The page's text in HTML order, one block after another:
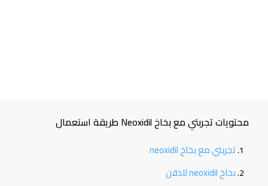
محتويات تجربتي مع بخاخ Neoxidil طريقة استعمال
تجربتي مع بخاخ neoxidil
بخاخ neoxidil للذقن